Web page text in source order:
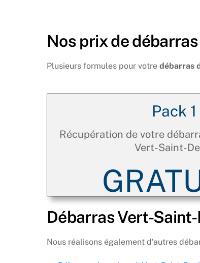
Nos prix de
Plusieurs formules pour votre débarras
Pack 1
Récupération de votre
Vert-Saint-
Débarras Vert-
Nous réalisons également d’autres